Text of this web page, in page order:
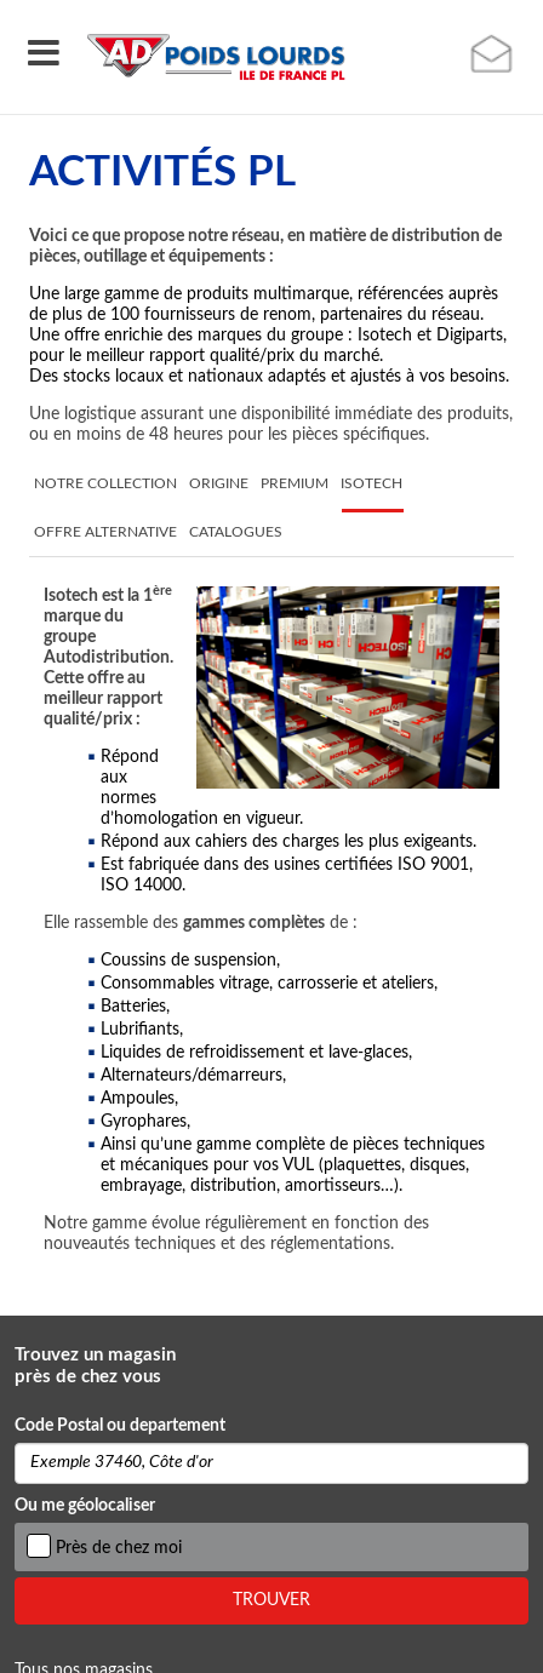
ACTIVITÉS PL
Voici ce que propose notre réseau, en matière de distribution de
pièces, outillage et équipements :
Une large gamme de produits multimarque, référencées auprès
de plus de 100 fournisseurs de renom, partenaires du réseau.
Une offre enrichie des marques du groupe : Isotech et Digiparts,
pour le meilleur rapport qualité/prix du marché.
Des stocks locaux et nationaux adaptés et ajustés à vos besoins.
Une logistique assurant une disponibilité immédiate des produits,
ou en moins de 48 heures pour les pièces spécifiques.
NOTRE COLLECTION ORIGINE PREMIUM ISOTECH
OFFRE ALTERNATIVE CATALOGUES
Isotech est la 1ère
marque du
groupe
Autodistribution.
Cette offre au
meilleur rapport
qualité/prix :
Répond
aux
normes
d’homologation en vigueur.
Répond aux cahiers des charges les plus exigeants.
Est fabriquée dans des usines certifiées ISO 9001,
ISO 14000.
Elle rassemble des gammes complètes de :
Coussins de suspension,
Consommables vitrage, carrosserie et ateliers,
Batteries,
Lubrifiants,
Liquides de refroidissement et lave-glaces,
Alternateurs/démarreurs,
Ampoules,
Gyrophares,
Ainsi qu’une gamme complète de pièces techniques
et mécaniques pour vos VUL (plaquettes, disques,
embrayage, distribution, amortisseurs…).
Notre gamme évolue régulièrement en fonction des
nouveautés techniques et des réglementations.
Trouvez un magasin
près de chez vous
Code Postal ou departement
Ou me géolocaliser
Près de chez moi
TROUVER